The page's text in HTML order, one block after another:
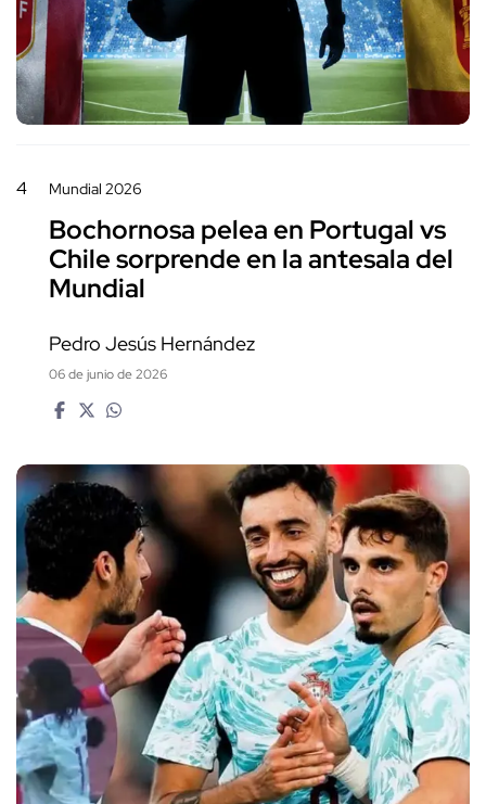
4 Mundial 2026
Bochornosa pelea en Portugal vs
Chile sorprende en la antesala del
Mundial
Pedro Jesús Hernández
06 de junio de 2026